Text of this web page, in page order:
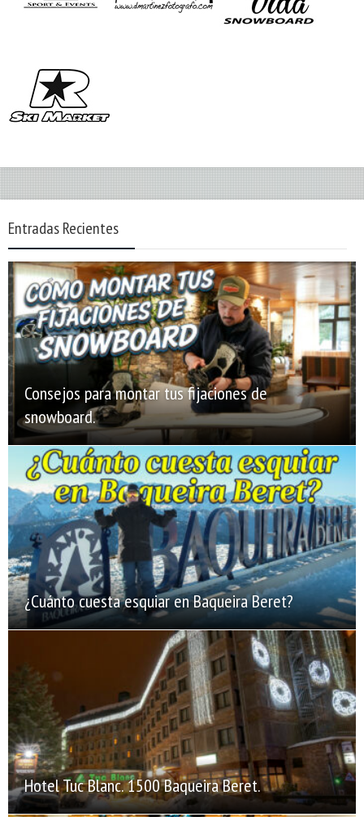
Entradas Recientes
Consejos para montar tus fijaciones de
snowboard.
¿Cuánto cuesta esquiar en Baqueira Beret?
Hotel Tuc Blanc. 1500 Baqueira Beret.